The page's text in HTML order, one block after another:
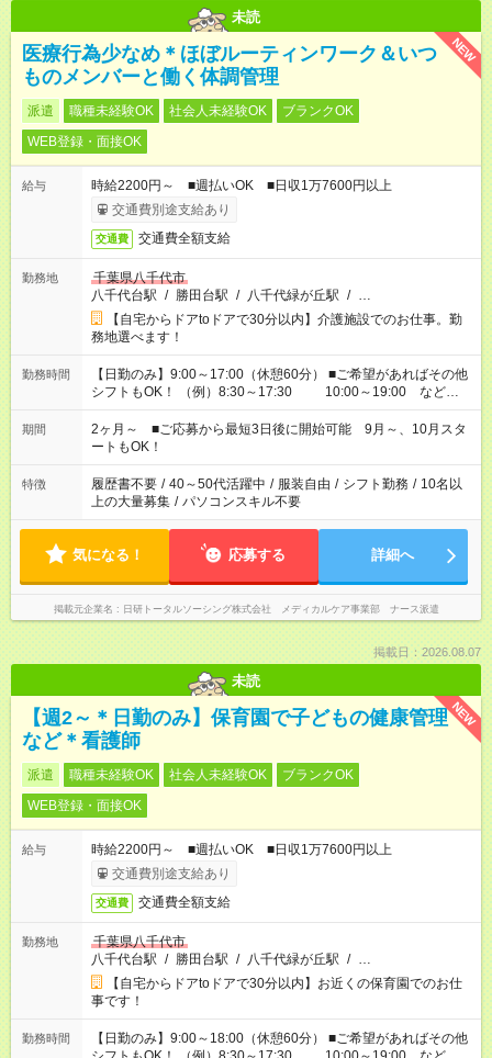
未読
NEW
医療行為少なめ＊ほぼルーティンワーク＆いつ
ものメンバーと働く体調管理
派遣 職種未経験OK 社会人未経験OK
ブランクOK
WEB登録・面接OK
給与
時給2200円～ ■週払いOK ■日収1万7600円以上
交通費別途支給あり
交通費 交通費全額支給
勤務地
千葉県八千代市
八千代台駅 / 勝田台駅 / 八千代緑が丘駅 / …
【自宅からドアtoドアで30分以内】介護施設でのお仕事。勤
務地選べます！
勤務時間
【日勤のみ】9:00～17:00（休憩60分） ■ご希望があればその他
シフトもOK！ （例）8:30～17:30 10:00～19:00 など
「家族とお休みを合わせたい」 「できれば残業はしたくない」
など、あなたのご希望に沿ったお仕事をご紹介します！ ※Wワ
ーク希望の方へ 今ご覧のお仕事で希望する勤務時間と、もう1つ
のお仕事の勤務時間。 合計で週40時間を超える場合は応募でき
ません
期間
2ヶ月～ ■ご応募から最短3日後に開始可能 9月～、10月スタ
ートもOK！
特徴 履歴書不要 / 40～50代活躍中 / 服装自由 / シフト勤務 / 10名以
上の大量募集 / パソコンスキル不要
気になる！ 応募する 詳細へ
掲載元企業名 日研トータルソーシング株式会社 メディカルケア事業部 ナース派遣
掲載日：2026.08.07
未読
NEW
【週2～＊日勤のみ】保育園で子どもの健康管理
など＊看護師
派遣 職種未経験OK 社会人未経験OK
ブランクOK
WEB登録・面接OK
給与
時給2200円～ ■週払いOK ■日収1万7600円以上
交通費別途支給あり
交通費 交通費全額支給
勤務地
千葉県八千代市
八千代台駅 / 勝田台駅 / 八千代緑が丘駅 / …
【自宅からドアtoドアで30分以内】お近くの保育園でのお仕
事です！
勤務時間
【日勤のみ】9:00～18:00（休憩60分） ■ご希望があればその他